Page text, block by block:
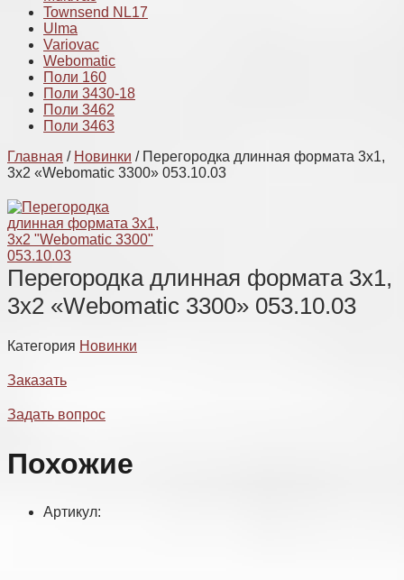
Townsend NL17
Ulma
Variovac
Webomatic
Поли 160
Поли 3430-18
Поли 3462
Поли 3463
Главная / Новинки / Перегородка длинная формата 3х1,
3х2 «Webomatic 3300» 053.10.03
Перегородка длинная формата 3х1,
3х2 «Webomatic 3300» 053.10.03
Категория Новинки
Заказать
Задать вопрос
Похожие
Артикул: